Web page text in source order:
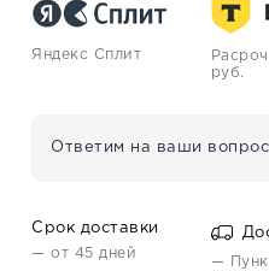
Яндекс Сплит
руб.
Ответим на ваши
Срок доставки
— от 45 дней
—